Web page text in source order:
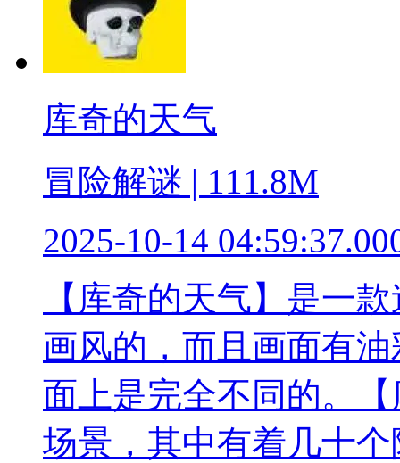
库奇的天气
冒险解谜 | 111.8M
2025-10-14
【库奇的天气】是一
画风的，而且画面有
面上是完全不同的。
场景，其中有着几十